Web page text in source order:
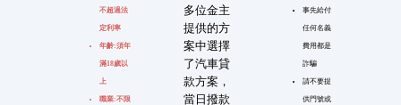
不超過法
定利率
年齡:須年
滿18歲以
上
職業:不限
多位金主
提供的方
案中選擇
了汽車貸
款方案，
當日撥款
事先給付
任何名義
費用都是
詐騙
請不要提
供門號或